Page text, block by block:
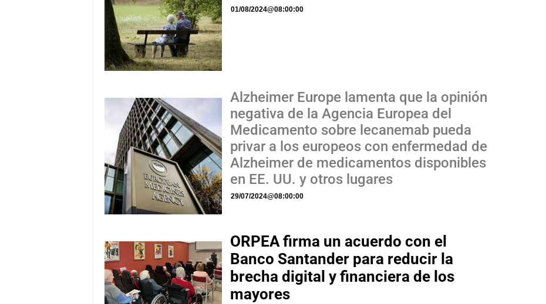
01/08/2024@08:00:00
Alzheimer Europe lamenta que la opinión
negativa de la Agencia Europea del
Medicamento sobre lecanemab pueda
privar a los europeos con enfermedad de
Alzheimer de medicamentos disponibles
en EE. UU. y otros lugares
29/07/2024@08:00:00
ORPEA firma un acuerdo con el
Banco Santander para reducir la
brecha digital y financiera de los
mayores